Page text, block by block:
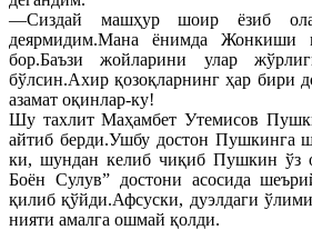
—Сиздай машҳур шоир ёзиб
деярмидим.Мана ёнимда Жонкиши
бор.Баъзи жойларини улар
бўлсин.Ахир қозоқларнинг ҳар бири
азамат оқинлар-ку!
Шу тахлит Маҳамбет Утемисов
айтиб берди.Ушбу достон Пушкинга
ки, шундан келиб чиқиб Пушкин ўз
Боён Сулув” достони асосида
қилиб қўйди.Афсуски, дуэлдаги
нияти амалга ошмай қолди.